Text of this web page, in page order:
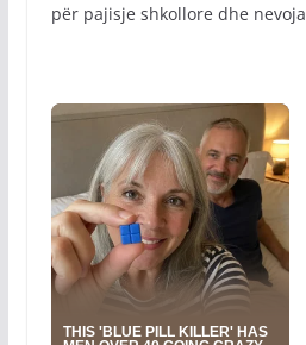
për pajisje shkollore dhe